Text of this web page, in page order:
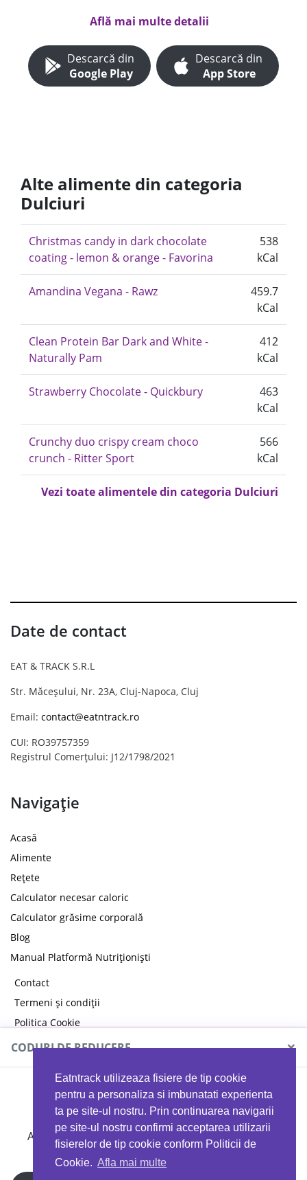
Eatntrack utilizeaza fisiere de tip cookie
pentru a personaliza si imbunatati experienta
ta pe site-ul nostru. Prin continuarea navigarii
pe site-ul nostru confirmi acceptarea utilizarii
fisierelor de tip cookie conform Politicii de
Cookie. Afla mai multe
Află mai multe detalii
Descarcă din
Google Play
Descarcă din
App Store
Alte alimente din categoria
Dulciuri
Christmas candy in dark chocolate
coating - lemon & orange - Favorina
538
kCal
Amandina Vegana - Rawz
459.7
kCal
Clean Protein Bar Dark and White -
Naturally Pam
412
kCal
Strawberry Chocolate - Quickbury
463
kCal
Crunchy duo crispy cream choco
crunch - Ritter Sport
566
kCal
Vezi toate alimentele din categoria Dulciuri
Date de contact
EAT & TRACK S.R.L
Str. Măceșului, Nr. 23A, Cluj-Napoca, Cluj
Email: contact@eatntrack.ro
CUI: RO39757359
Registrul Comerțului: J12/1798/2021
Navigație
Acasă
Alimente
Rețete
Calculator necesar caloric
Calculator grăsime corporală
Blog
Manual Platformă Nutriționiști
Contact
Termeni și condiții
Politica Cookie
Politica de confidențialitate
CODURI DE REDUCERE ×
MYPROTEIN
Ai 40%reducere la orice comandă folosind codul
EATTRACK